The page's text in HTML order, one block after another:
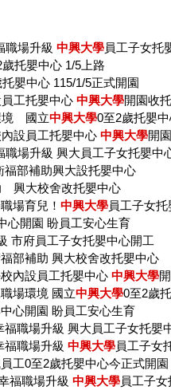
職場升級 中興大學員工子女托
托嬰中心 1/5上路
嬰中心 115/1/5正式開園
工托嬰中心 中興大學開園收托
境 國立中興大學0至2歲托嬰
設員工托嬰中心 中興大學開
職場升級 興大員工子女托嬰中
福部補助興大設托嬰中心
興大校舍改托嬰中心
場育兒！ 中興大學員工子女
心開園 盼員工安心生育
市府員工子女托嬰中心開工
部補助 興大校舍改托嬰中心
內設員工托嬰中心 中興大學
場環境 國立中興大學0至2歲
心開園 盼員工安心生育
福職場升級 興大員工子女托嬰
福職場升級 中興大學員工子女
工0至2歲托嬰中心今正式開園
福職場升級 中興大學員工子